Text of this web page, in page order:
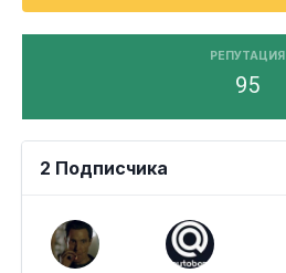
РЕПУТАЦИЯ
95
2 Подписчика